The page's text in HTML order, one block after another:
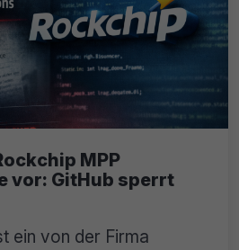
MPP
vor: GitHub sperrt
ein von der Firma